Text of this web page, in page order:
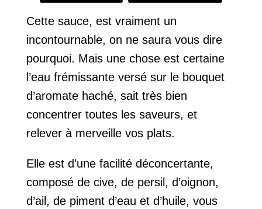
Cette sauce, est vraiment un
incontournable, on ne saura vous dire
pourquoi. Mais une chose est certaine
l’eau frémissante versé sur le bouquet
d’aromate haché, sait très bien
concentrer toutes les saveurs, et
relever à merveille vos plats.
Elle est d’une facilité déconcertante,
composé de cive, de persil, d’oignon,
d’ail, de piment d’eau et d’huile, vous